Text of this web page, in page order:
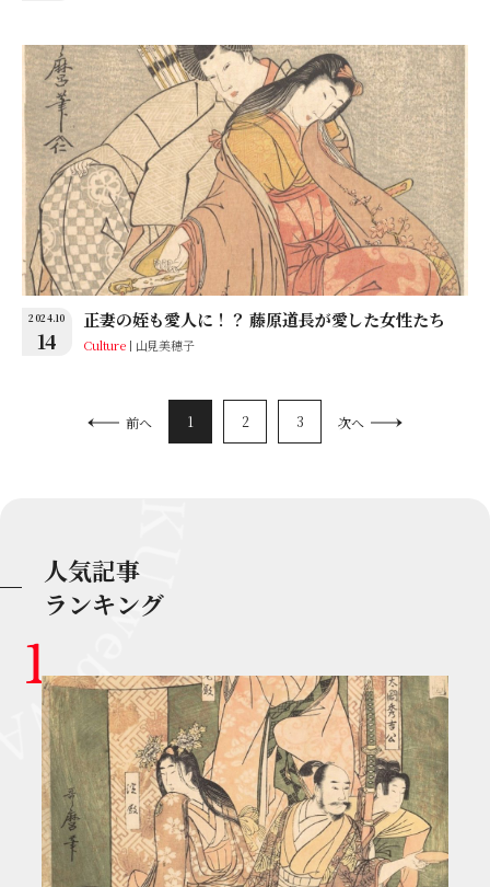
2024.10
14
正妻の姪も愛人に！？ 藤原道長が愛した女性たち
Culture 山見美穂子
前へ 1 2 3 次へ
人気記事
ランキング